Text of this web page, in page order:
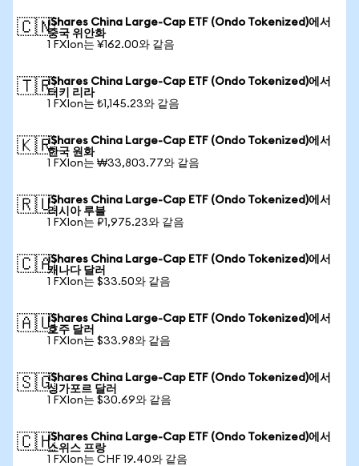
🇨🇳iShares China Large-Cap ETF (Ondo Tokenized)에서
중국 위안화
1 FXIon는 ¥162.00와 같음
🇹🇷iShares China Large-Cap ETF (Ondo Tokenized)에서
터키 리라
1 FXIon는 ₺1,145.23와 같음
🇰🇷iShares China Large-Cap ETF (Ondo Tokenized)에서
한국 원화
1 FXIon는 ₩33,803.77와 같음
🇷🇺iShares China Large-Cap ETF (Ondo Tokenized)에서
러시아 루블
1 FXIon는 ₽1,975.23와 같음
🇨🇦iShares China Large-Cap ETF (Ondo Tokenized)에서
캐나다 달러
1 FXIon는 $33.50와 같음
🇦🇺iShares China Large-Cap ETF (Ondo Tokenized)에서
호주 달러
1 FXIon는 $33.98와 같음
🇸🇬iShares China Large-Cap ETF (Ondo Tokenized)에서
싱가포르 달러
1 FXIon는 $30.69와 같음
🇨🇭iShares China Large-Cap ETF (Ondo Tokenized)에서
스위스 프랑
1 FXIon는 CHF 19.40와 같음